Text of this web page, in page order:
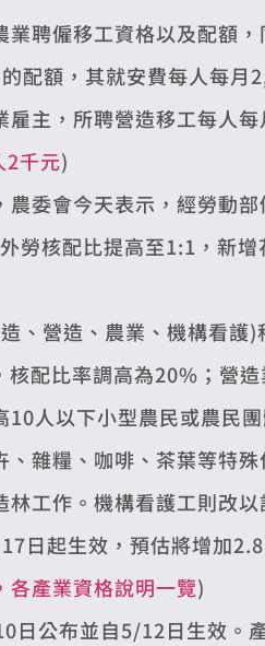
聘僱移工資格以及配額
配額，其就安費每人每月
主，所聘營造移工每人
2千元)
委會今天表示，經勞動
勞核配比提高至1:1，新
、營造、農業、機構看護
配比率調高為20%；營
人以下小型農民或農民
雜糧、咖啡、茶葉等特
工作。機構看護工則改
日起生效，預估將增加
各產業資格說明一覽)
日公布並自5/12日生效。